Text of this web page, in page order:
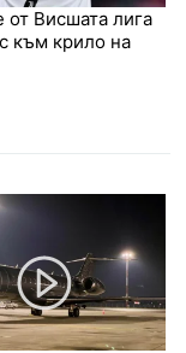
от Висшата лига
към крило на